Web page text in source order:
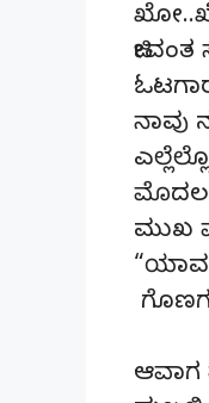
ನಾವು
ಮೊದಲ
ಮುಖ
ಆವಾಗ